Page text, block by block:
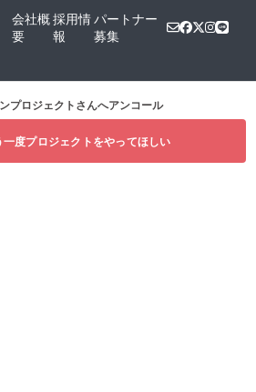
会社概
要
採用情
報
パートナー
募集
プロジェクトさんへアンコール
一度プロジェクトをやってほしい